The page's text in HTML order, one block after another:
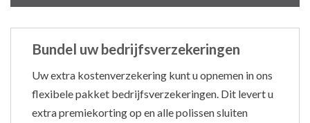
Bundel uw bedrijfsverzekeringen
Uw extra kostenverzekering kunt u opnemen in ons
flexibele pakket bedrijfsverzekeringen. Dit levert u
extra premiekorting op en alle polissen sluiten